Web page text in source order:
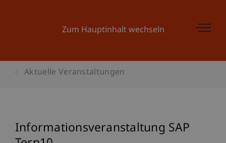
Zum Hauptinhalt wechseln
Aktuelle Veranstaltungen
Informationsveranstaltung SAP